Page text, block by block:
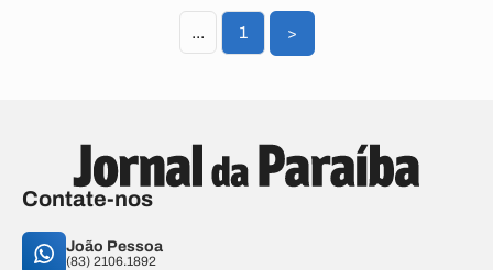
... 1 >
Contate-nos
João Pessoa
(83) 2106.1892